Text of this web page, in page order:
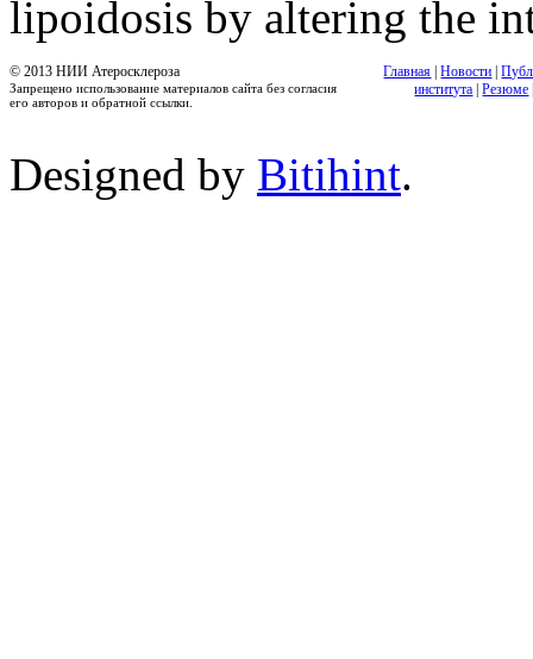
lipoidosis by altering the
© 2013 НИИ Атеросклероза
Запрещено использование материалов сайта без согласия
его авторов и обратной ссылки.
Главная |Новости |
института |Резюме
Designed by Bitihint.